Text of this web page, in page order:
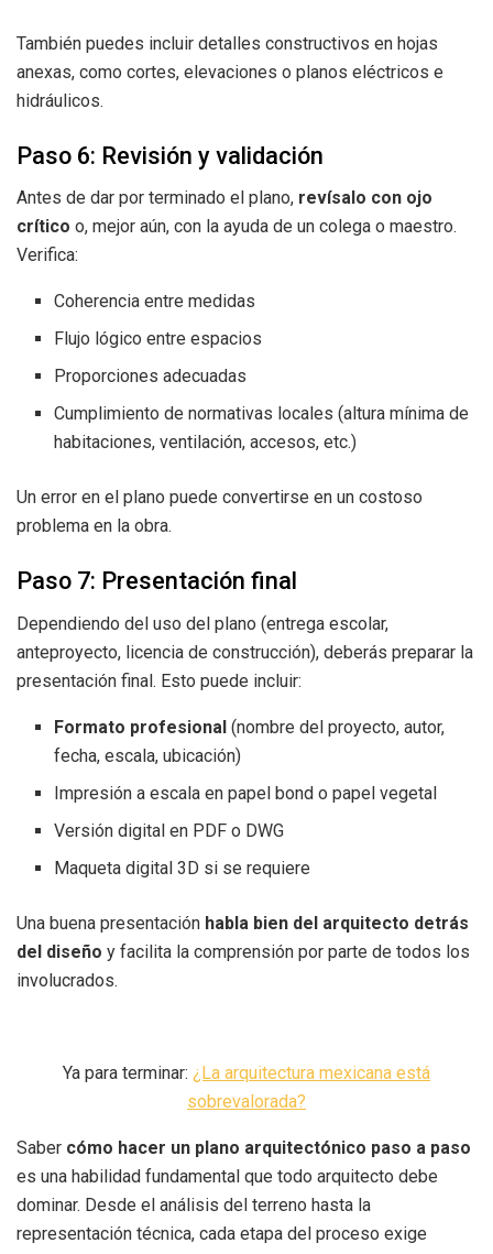
También puedes incluir detalles constructivos en hojas
anexas, como cortes, elevaciones o planos eléctricos e
hidráulicos.
Paso 6: Revisión y validación
Antes de dar por terminado el plano, revísalo con ojo
crítico o, mejor aún, con la ayuda de un colega o maestro.
Verifica:
Coherencia entre medidas
Flujo lógico entre espacios
Proporciones adecuadas
Cumplimiento de normativas locales (altura mínima de
habitaciones, ventilación, accesos, etc.)
Un error en el plano puede convertirse en un costoso
problema en la obra.
Paso 7: Presentación final
Dependiendo del uso del plano (entrega escolar,
anteproyecto, licencia de construcción), deberás preparar la
presentación final. Esto puede incluir:
Formato profesional (nombre del proyecto, autor,
fecha, escala, ubicación)
Impresión a escala en papel bond o papel vegetal
Versión digital en PDF o DWG
Maqueta digital 3D si se requiere
Una buena presentación habla bien del arquitecto detrás
del diseño y facilita la comprensión por parte de todos los
involucrados.
Ya para terminar: ¿La arquitectura mexicana está
sobrevalorada?
Saber cómo hacer un plano arquitectónico paso a paso
es una habilidad fundamental que todo arquitecto debe
dominar. Desde el análisis del terreno hasta la
representación técnica, cada etapa del proceso exige